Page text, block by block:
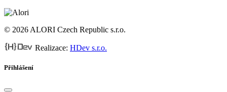
© 2026 ALORI Czech Republic s.r.o.
Realizace: HDev s.r.o.
Přihlášení